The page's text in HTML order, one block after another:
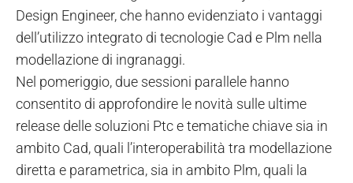
Design Engineer, che hanno evidenziato i vantaggi
dell’utilizzo integrato di tecnologie Cad e Plm nella
modellazione di ingranaggi.
Nel pomeriggio, due sessioni parallele hanno
consentito di approfondire le novità sulle ultime
release delle soluzioni Ptc e tematiche chiave sia in
ambito Cad, quali l’interoperabilità tra modellazione
diretta e parametrica, sia in ambito Plm, quali la